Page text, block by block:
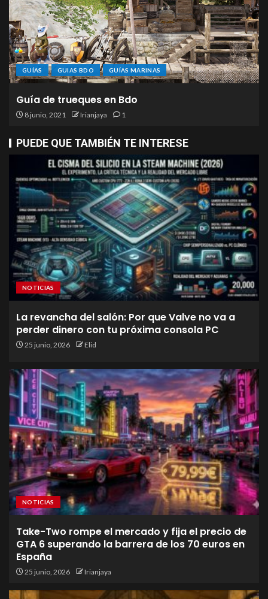
GUÍAS GUIAS BDO GUÍAS MARINAS
Guía de trueques en Bdo
8 junio, 2021 Irianjaya 1
PUEDE QUE TAMBIÉN TE INTERESE
NOTICIAS
La revancha del salón: Por que Valve no va a
perder dinero con tu próxima consola PC
25 junio, 2026 Elid
NOTICIAS
Take-Two rompe el mercado y fija el precio de
GTA 6 superando la barrera de los 70 euros en
España
25 junio, 2026 Irianjaya